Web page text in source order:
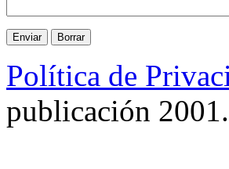
Política de
publicación 2001.